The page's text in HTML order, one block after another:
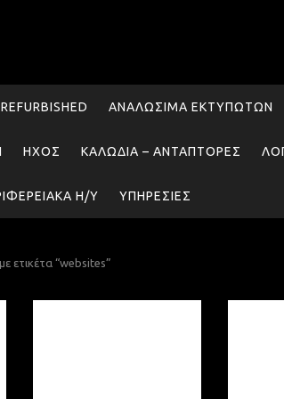
REFURBISHED ΑΝΑΛΏΣΙΜΑ ΕΚΤΥΠΩΤΏΝ
ΉΧΟΣ ΚΑΛΏΔΙΑ – ΑΝΤΆΠΤΟΡΕΣ
Η/Υ ΥΠΗΡΕΣΊΕΣ
ετικέτα “websites”